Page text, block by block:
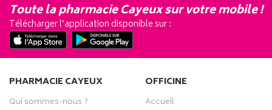
Toute la pharmacie Cayeux sur votre mobile !
Télécharger l’application disponible sur :
PHARMACIE CAYEUX
Qui sommes-nous ?
OFFICINE
Accueil